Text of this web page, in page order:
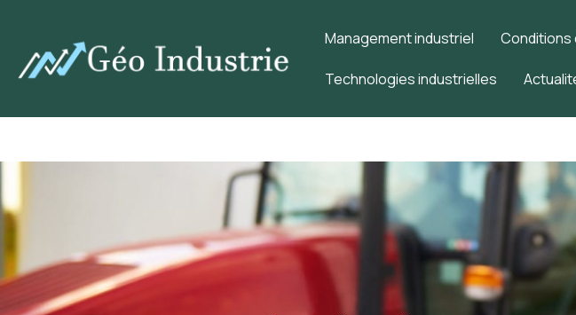
Management industriel Conditions
Technologies industrielles